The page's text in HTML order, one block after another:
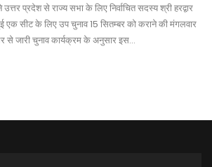
प्रदेश से राज्य सभा के लिए निर्वाचित सदस्य श्री हरद्वार
एक सीट के लिए उप चुनाव 15 सितम्बर को कराने की मंगलवार
से जारी चुनाव कार्यक्रम के अनुसार इस…